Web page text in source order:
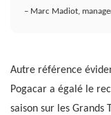
– Marc Madiot,
Autre référence
Pogacar a égalé le
saison sur les Grands